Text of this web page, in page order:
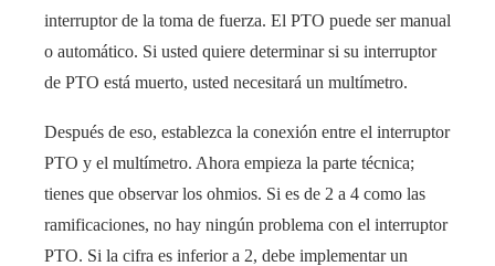
interruptor de la toma de fuerza. El PTO puede ser manual
o automático. Si usted quiere determinar si su interruptor
de PTO está muerto, usted necesitará un multímetro.
Después de eso, establezca la conexión entre el interruptor
PTO y el multímetro. Ahora empieza la parte técnica;
tienes que observar los ohmios. Si es de 2 a 4 como las
ramificaciones, no hay ningún problema con el interruptor
PTO. Si la cifra es inferior a 2, debe implementar un